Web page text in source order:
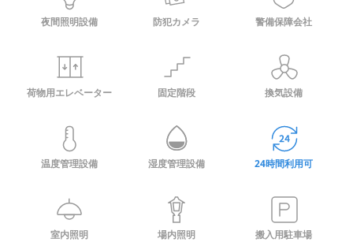
夜間照明設備 防犯カメラ 警備保障会社
荷物用エレベーター 固定階段 換気設備
温度管理設備 湿度管理設備 24時間利用可
室内照明 場内照明 搬入用駐車場